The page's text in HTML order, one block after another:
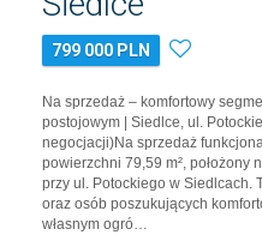
799 000 PLN
Na sprzedaż – komfortowy
postojowym | Siedlce, ul.
negocjacji)Na sprzedaż
powierzchni 79,59 m², położony
przy ul. Potockiego w Siedlcach.
oraz osób poszukujących
własnym ogró…